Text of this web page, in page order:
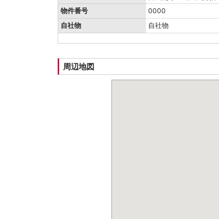
物件番号
0000
自社物
自社物
周辺地図